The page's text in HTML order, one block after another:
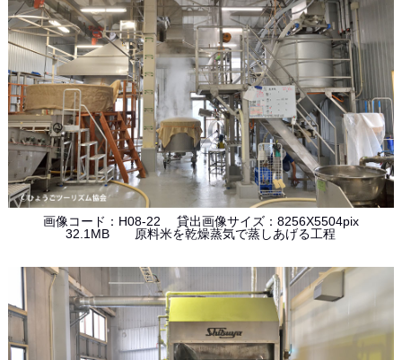
画像コード：H08-22 貸出画像サイズ：8256X5504pix
32.1MB 原料米を乾燥蒸気で蒸しあげる工程